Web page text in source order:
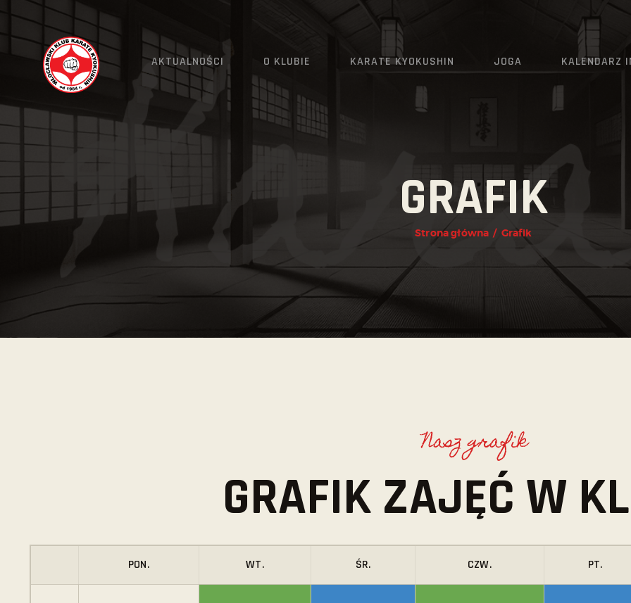
AKTUALNOŚCI O KLUBIE KARATE KYOKUSHIN JOGA KALENDARZ
GRAFIK
Strona główna Grafik
AKTUALNOŚCI
O KLUBIE
KARATE KYOKUSHIN
JOGA
KONTAKT
Nasz grafik
GRAFIK ZAJĘĆ W
PON. WT. ŚR. CZW. PT.